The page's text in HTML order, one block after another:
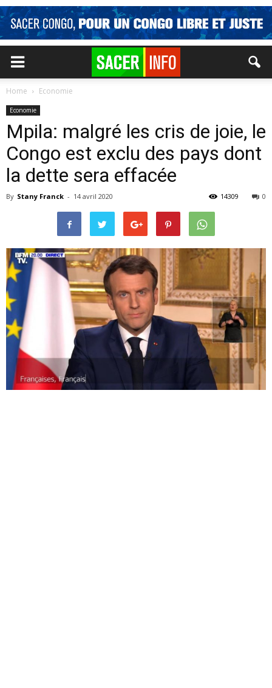
Home Economie
Economie
Mpila: malgré les cris de joie, le
Congo est exclu des pays dont
la dette sera effacée
By Stany Franck - 14 avril 2020 0
14309